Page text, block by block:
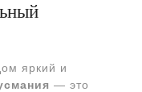
яркий и
― это